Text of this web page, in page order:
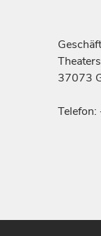
37073